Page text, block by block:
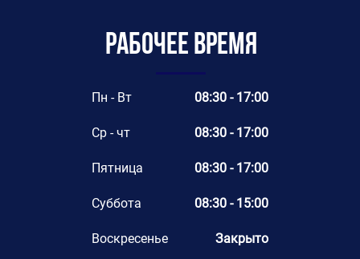
Рабочее время
Пн - Вт 08:30 - 17:00
Ср - чт 08:30 - 17:00
Пятница 08:30 - 17:00
Суббота 08:30 - 15:00
Воскресенье Закрыто